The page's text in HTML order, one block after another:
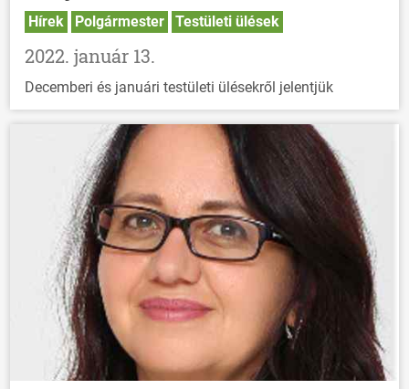
HÍREK
VÁLASZTÁSOK
Hírek Polgármester Testületi ülések
2022. január 13.
Decemberi és januári testületi ülésekről jelentjük